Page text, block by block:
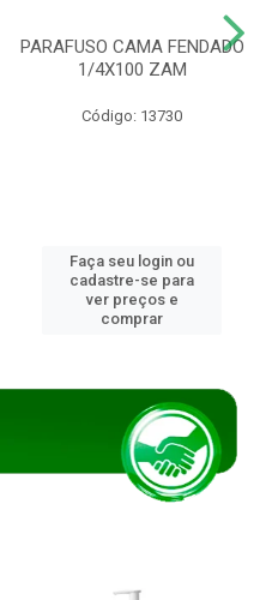
PARAFUSO CAMA FENDADO
1/4X100 ZAM
Código: 13730
Faça seu login ou
cadastre-se para
ver preços e
comprar